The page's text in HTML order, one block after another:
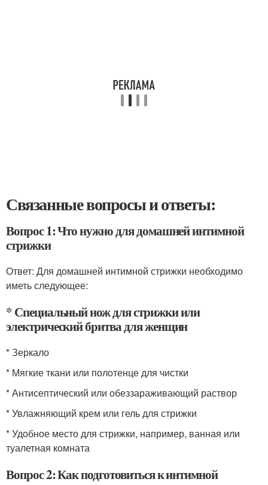
Связанные вопросы и ответы:
Вопрос 1: Что нужно для домашней интимной
стрижки
Ответ: Для домашней интимной стрижки необходимо
иметь следующее:
* Специальный нож для стрижки или
электрический бритва для женщин
* Зеркало
* Мягкие ткани или полотенце для чистки
* Антисептический или обеззараживающий раствор
* Увлажняющий крем или гель для стрижки
* Удобное место для стрижки, например, ванная или
туалетная комната
Вопрос 2: Как подготовиться к интимной